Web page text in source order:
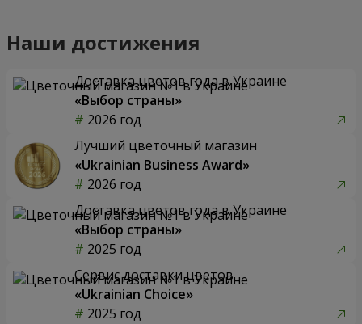
Наши достижения
Доставка цветов года в Украине
«Выбор страны»
2026 год
Лучший цветочный магазин
«Ukrainian Business Award»
2026 год
Доставка цветов года в Украине
«Выбор страны»
2025 год
Сервис доставки цветов
«Ukrainian Choice»
2025 год